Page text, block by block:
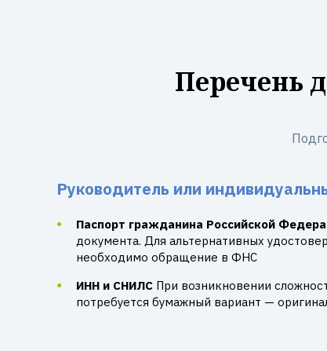
Перечень
Руководитель или
Паспорт гражданина Российской
документа. Для альтернативных
необходимо обращение в ФНС
ИНН и СНИЛС При возникновении
потребуется бумажный вариант —